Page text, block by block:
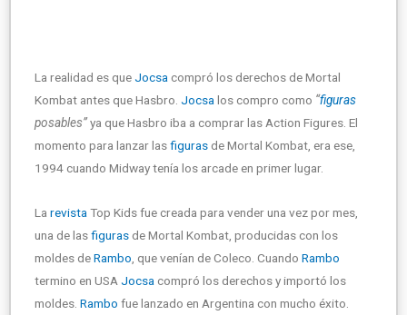
La realidad es queJocsa compró los derechos de Mortal
Kombat antes que Hasbro. Jocsa los compro como “figuras
posables”ya que Hasbro iba a comprar las Action Figures. El
momento para lanzar lasfigurasde Mortal Kombat, era ese,
1994 cuando Midway tenía los arcade en primer lugar.
La revista Top Kids fue creada para vender una vez por mes,
una de lasfigurasde Mortal Kombat, producidas con los
moldes deRambo , que venían de Coleco. Cuando Rambo
termino en USA Jocsa compró los derechos y importó los
moldes. Rambo fue lanzado en Argentina con mucho éxito.